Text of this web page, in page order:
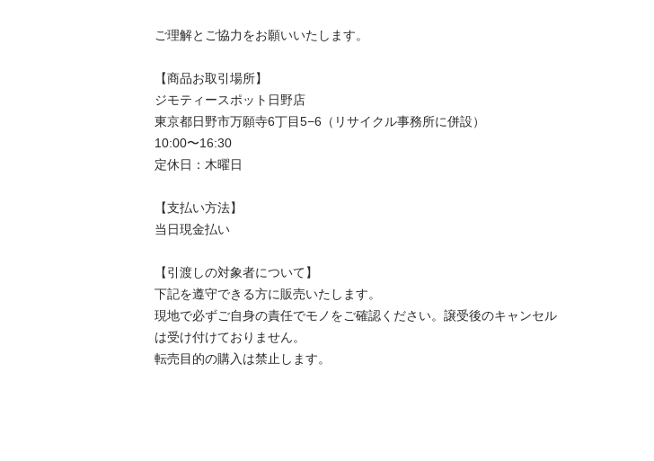
ご理解とご協力をお願いいたします。
【商品お取引場所】
ジモティースポット日野店
東京都日野市万願寺6丁目5−6（リサイクル事務所に併設）
10:00〜16:30
定休日：木曜日
【⽀払い⽅法】
当日現金払い
【引渡しの対象者について】
下記を遵守できる⽅に販売いたします。
現地で必ずご⾃⾝の責任でモノをご確認ください。譲受後のキャンセル
は受け付けておりません。
転売⽬的の購⼊は禁⽌します。